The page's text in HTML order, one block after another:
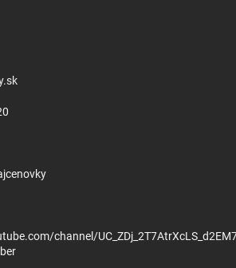
channel/